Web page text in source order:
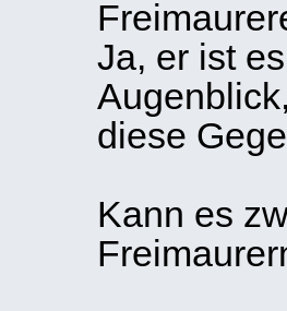
Ja, er ist
diese
Kann es